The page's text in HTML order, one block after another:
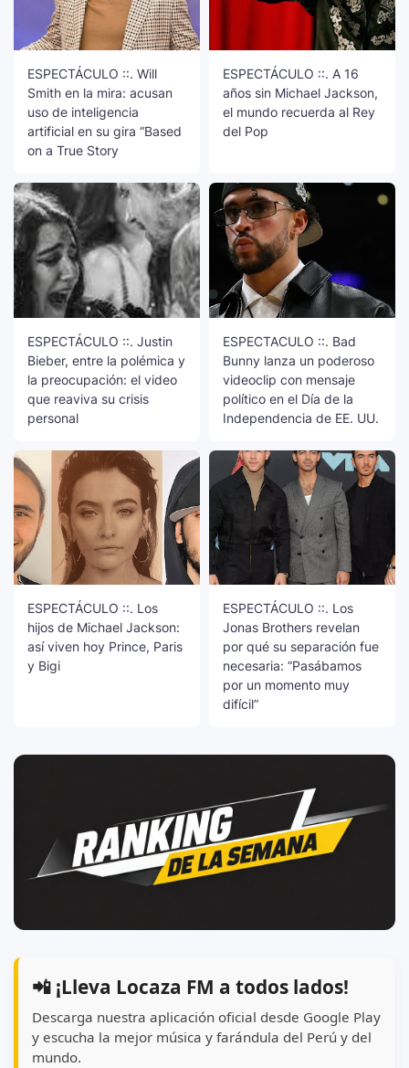
ESPECTÁCULO ::. Will
Smith en la mira: acusan
uso de inteligencia
artificial en su gira “Based
on a True Story
ESPECTÁCULO ::. A 16
años sin Michael Jackson,
el mundo recuerda al Rey
del Pop
ESPECTÁCULO ::. Justin
Bieber, entre la polémica y
la preocupación: el video
que reaviva su crisis
personal
ESPECTACULO ::. Bad
Bunny lanza un poderoso
videoclip con mensaje
político en el Día de la
Independencia de EE. UU.
ESPECTÁCULO ::. Los
hijos de Michael Jackson:
así viven hoy Prince, Paris
y Bigi
ESPECTÁCULO ::. Los
Jonas Brothers revelan
por qué su separación fue
necesaria: “Pasábamos
por un momento muy
difícil”
📲 ¡Lleva Locaza FM a todos lados!
Descarga nuestra aplicación oficial desde Google Play
y escucha la mejor música y farándula del Perú y del
mundo.